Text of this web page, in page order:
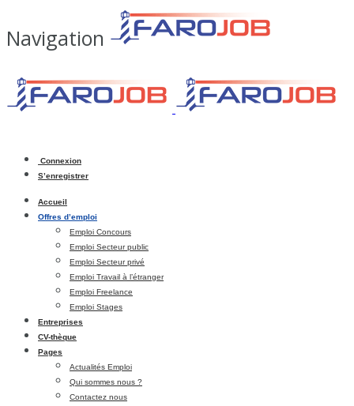
Navigation
Connexion
S’enregistrer
Accueil
Offres d’emploi
Emploi Concours
Emploi Secteur public
Emploi Secteur privé
Emploi Travail à l’étranger
Emploi Freelance
Emploi Stages
Entreprises
CV-thèque
Pages
Actualités Emploi
Qui sommes nous ?
Contactez nous